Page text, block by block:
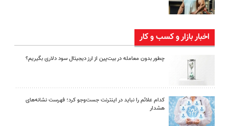
اخبار بازار و کسب و کار
چطور بدون معامله در بیت‌پین از ارز دیجیتال سود دلاری بگیریم؟
کدام علائم را نباید در اینترنت جست‌وجو کرد؛ فهرست نشانه‌های
هشدار